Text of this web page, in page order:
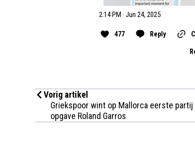
2:14 PM · Jun 24, 2025
477 Reply
Vorig artikel
Griekspoor wint op Mallorca eerste partij
opgave Roland Garros